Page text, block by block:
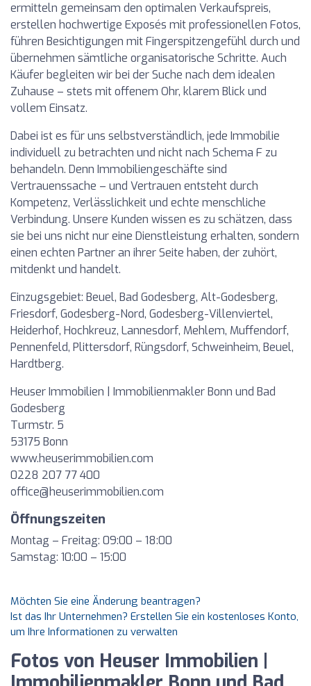
ermitteln gemeinsam den optimalen Verkaufspreis,
erstellen hochwertige Exposés mit professionellen Fotos,
führen Besichtigungen mit Fingerspitzengefühl durch und
übernehmen sämtliche organisatorische Schritte. Auch
Käufer begleiten wir bei der Suche nach dem idealen
Zuhause – stets mit offenem Ohr, klarem Blick und
vollem Einsatz.
Dabei ist es für uns selbstverständlich, jede Immobilie
individuell zu betrachten und nicht nach Schema F zu
behandeln. Denn Immobiliengeschäfte sind
Vertrauenssache – und Vertrauen entsteht durch
Kompetenz, Verlässlichkeit und echte menschliche
Verbindung. Unsere Kunden wissen es zu schätzen, dass
sie bei uns nicht nur eine Dienstleistung erhalten, sondern
einen echten Partner an ihrer Seite haben, der zuhört,
mitdenkt und handelt.
Einzugsgebiet: Beuel, Bad Godesberg, Alt-Godesberg,
Friesdorf, Godesberg-Nord, Godesberg-Villenviertel,
Heiderhof, Hochkreuz, Lannesdorf, Mehlem, Muffendorf,
Pennenfeld, Plittersdorf, Rüngsdorf, Schweinheim, Beuel,
Hardtberg.
Heuser Immobilien | Immobilienmakler Bonn und Bad
Godesberg
Turmstr. 5
53175 Bonn
www.heuserimmobilien.com
0228 207 77 400
office@heuserimmobilien.com
Öffnungszeiten
Montag – Freitag: 09:00 – 18:00
Samstag: 10:00 – 15:00
Möchten Sie eine Änderung beantragen?
Ist das Ihr Unternehmen? Erstellen Sie ein kostenloses Konto,
um Ihre Informationen zu verwalten
Fotos von Heuser Immobilien |